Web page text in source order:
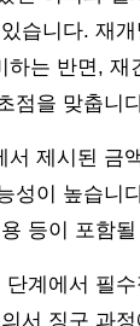
습니다. 재개
하는 반면, 재
점을 맞춥니
서 제시된 금
성이 높습니
등이 포함
계에서 필
서 징구 과